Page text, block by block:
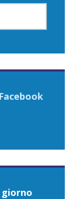
giorno